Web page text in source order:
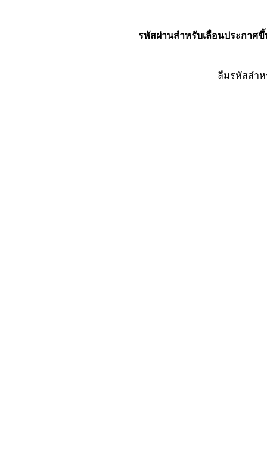
รหัสผ่านสำหรับเลื่อนประกาศขึ้
ลืมรหัสสำ